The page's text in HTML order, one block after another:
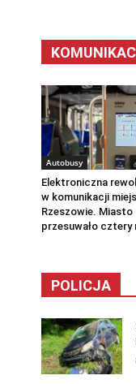
Autobusy
Elektroniczna
w komunikacji
Rzeszowie. Miasto
przesuwało cztery
POLICJA